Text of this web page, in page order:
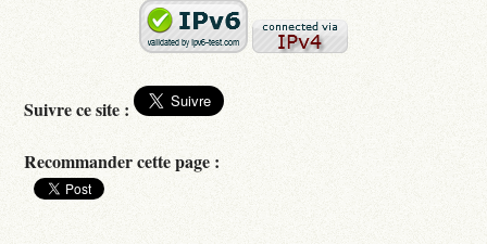
Suivre ce site :
Recommander cette page :